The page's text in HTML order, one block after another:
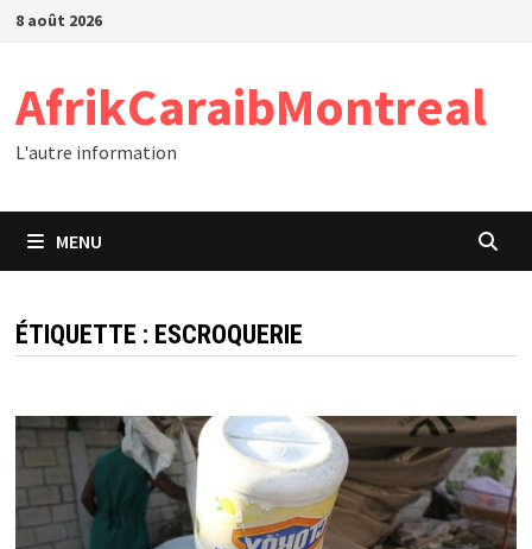
Passer
8 août 2026
AfrikCaraibMontreal
L'autre information
MENU
ÉTIQUETTE : ESCROQUERIE